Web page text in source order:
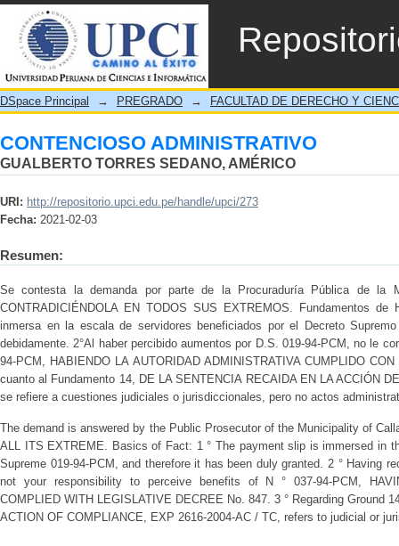
CONTENCIOSO ADMINISTRATIVO
DSpace Principal → PREGRADO → FACULTAD DE DERECHO Y
CONTENCIOSO ADMINISTRATIVO
GUALBERTO TORRES SEDANO, AMÉRICO
URI: http://repositorio.upci.edu.pe/handle/upci/273
Fecha: 2021-02-03
Resumen:
Se contesta la demanda por parte de la Procuraduría Pública de la
CONTRADICIÉNDOLA EN TODOS SUS EXTREMOS. Fundamentos
inmersa en la escala de servidores beneficiados por el Decreto
debidamente. 2°Al haber percibido aumentos por D.S. 019-94-PCM, no le
94-PCM, HABIENDO LA AUTORIDAD ADMINISTRATIVA CUMPLIDO
cuanto al Fundamento 14, DE LA SENTENCIA RECAIDA EN LA ACCIÓN
se refiere a cuestiones judiciales o jurisdiccionales, pero no actos
The demand is answered by the Public Prosecutor of the Municipality of
ALL ITS EXTREME. Basics of Fact: 1 ° The payment slip is immersed in
Supreme 019-94-PCM, and therefore it has been duly granted. 2 ° Having
not your responsibility to perceive benefits of N ° 037-94-PCM,
COMPLIED WITH LEGISLATIVE DECREE No. 847. 3 ° Regarding Ground
ACTION OF COMPLIANCE, EXP 2616-2004-AC / TC, refers to judicial or